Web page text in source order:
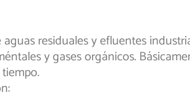
residuales y efluentes
y gases orgánicos.